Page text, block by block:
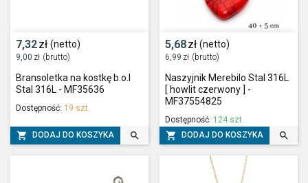
7,32zł (netto)
9,00 zł (brutto)
Bransoletka na kostkę b.o.l
Stal 316L - MF35636
Dostępność: 19 szt.
 DODAJ DO KOSZYKA 
5,68zł (netto)
6,99 zł (brutto)
Naszyjnik Merebilo Stal 316L
[ howlit czerwony ] -
MF37554825
Dostępność: 124 szt.
 DODAJ DO KOSZYKA 